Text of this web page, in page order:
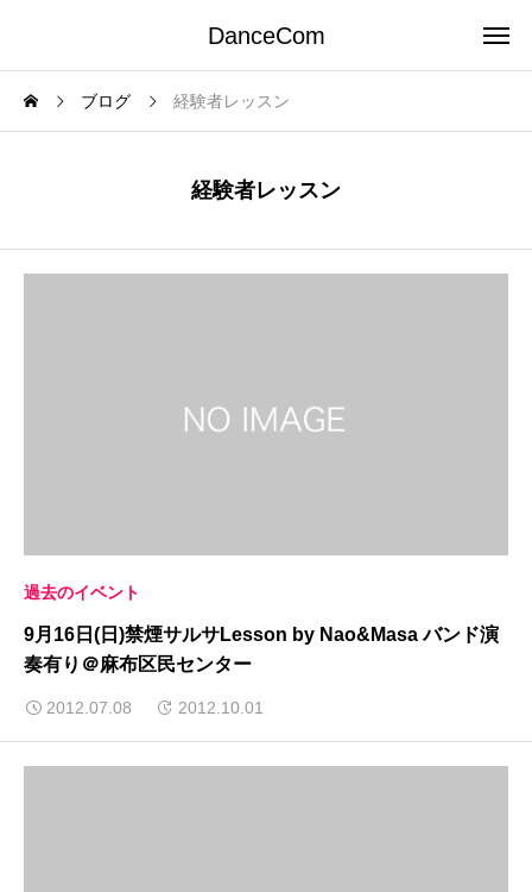
DanceCom
ブログ 経験者レッスン
経験者レッスン
過去のイベント
9月16日(日)禁煙サルサLesson by Nao&Masa バンド演
奏有り＠麻布区民センター
2012.07.08 2012.10.01